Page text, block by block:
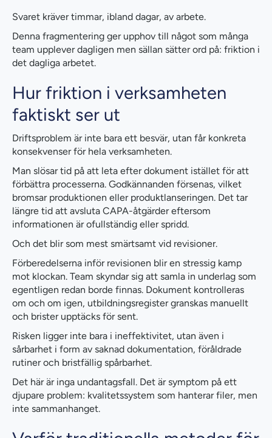
Svaret kräver timmar, ibland dagar, av arbete.
Denna fragmentering ger upphov till något som många
team upplever dagligen men sällan sätter ord på: friktion i
det dagliga arbetet.
Hur friktion i verksamheten
faktiskt ser ut
Driftsproblem är inte bara ett besvär, utan får konkreta
konsekvenser för hela verksamheten.
Man slösar tid på att leta efter dokument istället för att
förbättra processerna. Godkännanden försenas, vilket
bromsar produktionen eller produktlanseringen. Det tar
längre tid att avsluta CAPA-åtgärder eftersom
informationen är ofullständig eller spridd.
Och det blir som mest smärtsamt vid revisioner.
Förberedelserna inför revisionen blir en stressig kamp
mot klockan. Team skyndar sig att samla in underlag som
egentligen redan borde finnas. Dokument kontrolleras
om och om igen, utbildningsregister granskas manuellt
och brister upptäcks för sent.
Risken ligger inte bara i ineffektivitet, utan även i
sårbarhet i form av saknad dokumentation, föråldrade
rutiner och bristfällig spårbarhet.
Det här är inga undantagsfall. Det är symptom på ett
djupare problem: kvalitetssystem som hanterar filer, men
inte sammanhanget.